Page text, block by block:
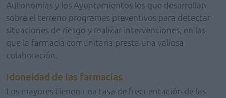
Autonomías y los Ayuntamientos los que desarrollan
sobre el terreno programas preventivos para detectar
situaciones de riesgo y realizar intervenciones, en las
que la farmacia comunitaria presta una valiosa
colaboración.
Idoneidad de las farmacias
Los mayores tienen una tasa de frecuentación de las